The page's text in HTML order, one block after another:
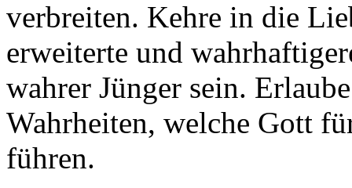
verbreiten. Kehre in die
erweiterte und
wahrer Jünger sein.
Wahrheiten, welche Gott
führen.